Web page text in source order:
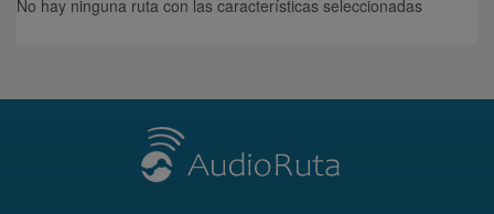
No hay ninguna ruta con las características seleccionadas